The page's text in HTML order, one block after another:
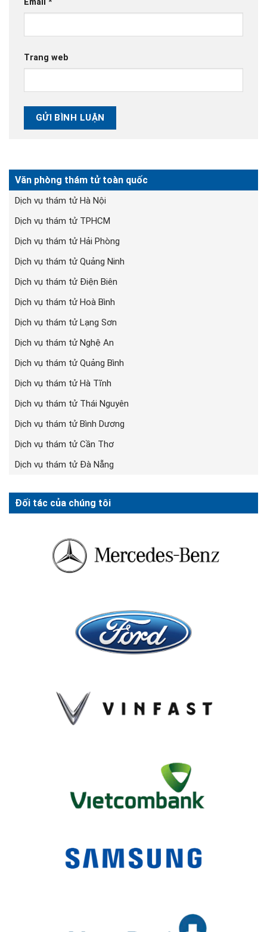
Văn phòng thám tử toàn quốc
Dịch vụ thám tử Hà Nội
Dịch vụ thám tử TPHCM
Dịch vụ thám tử Hải Phòng
Dịch vụ thám tử Quảng Ninh
Dịch vụ thám tử Điện Biên
Dịch vụ thám tử Hoà Bình
Dịch vụ thám tử Lạng Sơn
Dịch vụ thám tử Nghệ An
Dịch vụ thám tử Quảng Bình
Dịch vụ thám tử Hà Tĩnh
Dịch vụ thám tử Thái Nguyên
Dịch vụ thám tử Bình Dương
Dịch vụ thám tử Cần Thơ
Dịch vụ thám tử Đà Nẵng
Đối tác của chúng tôi
Email *
Trang web